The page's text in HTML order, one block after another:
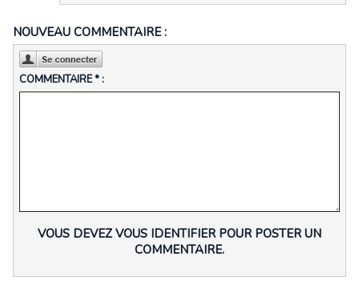
NOUVEAU COMMENTAIRE :
COMMENTAIRE * :
VOUS DEVEZ VOUS IDENTIFIER POUR POSTER UN
COMMENTAIRE.